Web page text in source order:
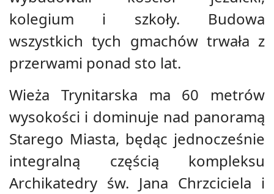
kolegium i szkoły. Budowa
wszystkich tych gmachów trwała z
przerwami ponad sto lat.
Wieża Trynitarska ma 60 metrów
wysokości i dominuje nad panoramą
Starego Miasta, będąc jednocześnie
integralną częścią kompleksu
Archikatedry św. Jana Chrzciciela i